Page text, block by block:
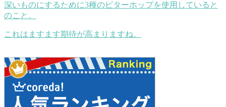
深いものにするために3種のビターホップを使用していると
のこと。
これはますます期待が高まりますね。